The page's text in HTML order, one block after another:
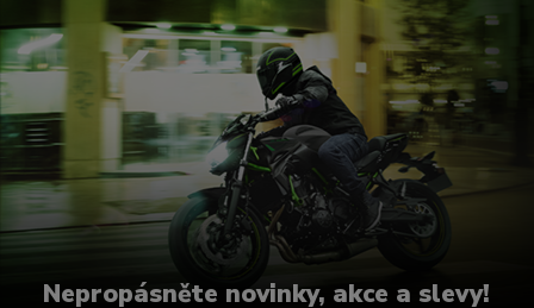
Nepropásněte novinky, akce a slevy!